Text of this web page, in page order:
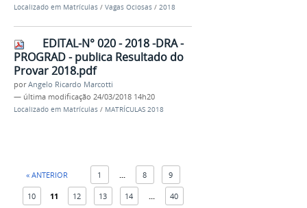
Localizado em Matrículas / Vagas Ociosas / 2018
EDITAL-N° 020 - 2018 -DRA -
PROGRAD - publica Resultado do
Provar 2018.pdf
porAngelo Ricardo Marcotti
— última modificação 24/03/2018 14h20
Localizado em Matrículas / MATRÍCULAS 2018
« ANTERIOR 1 ... 8 9
10 11 12 13 14 ...
40